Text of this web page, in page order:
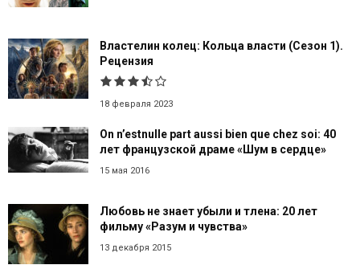
Властелин колец: Кольца власти (Сезон 1).
Рецензия
18 февраля 2023
On n’estnulle part aussi bien que chez soi: 40
лет французской драме «Шум в сердце»
15 мая 2016
Любовь не знает убыли и тлена: 20 лет
фильму «Разум и чувства»
13 декабря 2015